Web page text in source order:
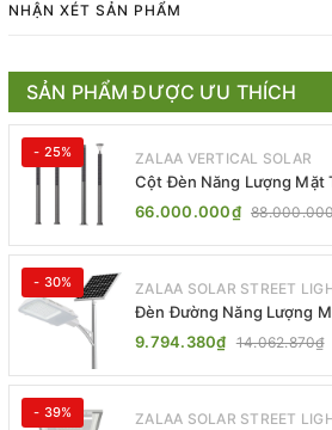
NHẬN XÉT SẢN PHẨM
SẢN PHẨM ĐƯỢC ƯU THÍCH
- 25% ZALAA VERTICAL SOLAR
Cột Đèn Năng Lượng Mặt
ZSR-YYDS-360 | ZALAA
66.000.000₫
- 30% ZALAA SOLAR STREET
Đèn Đường Năng Lượng
Khiển MPPT ZL-GMX01
9.794.380₫ 14.062.870₫
- 39% ZALAA SOLAR STREET